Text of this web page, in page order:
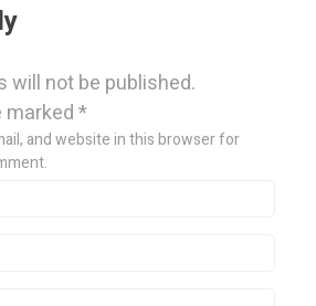
will not be published.
marked*
and website in this browser for